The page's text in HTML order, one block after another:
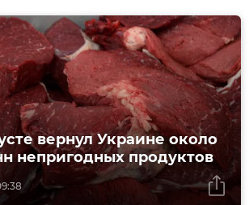
вернул Украине около
непригодных продуктов